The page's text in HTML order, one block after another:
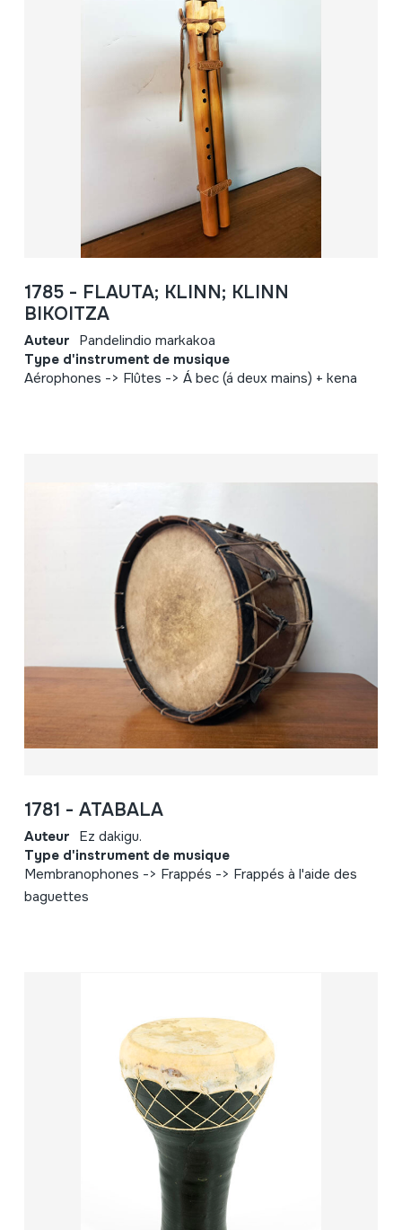
1785 - FLAUTA; KLINN; KLINN
BIKOITZA
Auteur Pandelindio markakoa
Type d'instrument de musique
Aérophones -> Flûtes -> Á bec (á deux mains) + kena
1781 - ATABALA
Auteur Ez dakigu.
Type d'instrument de musique
Membranophones -> Frappés -> Frappés à l'aide des
baguettes